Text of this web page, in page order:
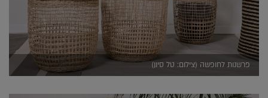
פרשנות לחופשה (צילום: טל סיון)